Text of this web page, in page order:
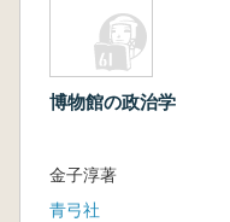
博物館の政治学
金子淳著
青弓社